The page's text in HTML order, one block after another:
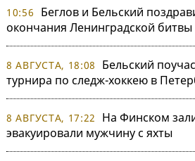
10:56
Беглов и Бельский
окончания Ленинградской битвы
8 АВГУСТА, 18:08
Бельский
турнира по следж-хоккею в
8 АВГУСТА, 17:22
На Финском
эвакуировали мужчину с яхты